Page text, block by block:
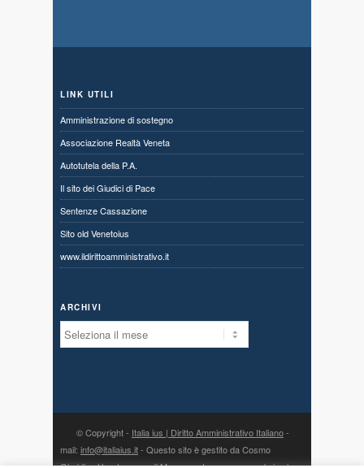
LINK UTILI
Amministrazione di sostegno
Associazione Realtà Veneta
Autotutela della P.A.
Il sito dei Giudici di Pace
Sentenze Cassazione
Sito old Venetoius
www.ildirittoamministrativo.it
ARCHIVI
Archivi
© Copyright - Italia ius | Diritto Amministrativo Italiano-
mail: info@italiaius.it- Questo sito è gestito da Cosmo